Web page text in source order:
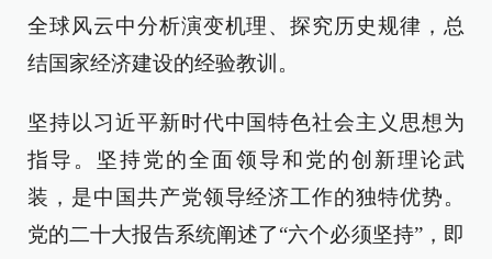
全球风云中分析演变机理、探究历史规律，总
结国家经济建设的经验教训。
坚持以习近平新时代中国特色社会主义思想为
指导。坚持党的全面领导和党的创新理论武
装，是中国共产党领导经济工作的独特优势。
党的二十大报告系统阐述了“六个必须坚持”，即